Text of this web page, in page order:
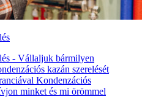
- Vállaljuk bármilyen
kazán szerelését
Kondenzációs
minket és mi örömmel